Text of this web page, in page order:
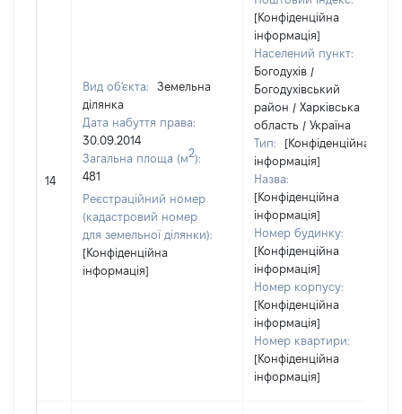
14
Вид об'єкта:
Земельна
ділянка
Дата набуття права:
30.09.2014
Загальна площа (м2):
481
Реєстраційний номер
(кадастровий номер
для земельної ділянки):
[Конфіденційна
інформація]
[Конфіденційна
інформація]
Населений пункт:
Богодухів /
Богодухівський
район / Харківська
область / Україна
Тип:
[Конфіденційна
інформація]
Назва:
[Конфіденційна
інформація]
Номер будинку:
[Конфіденційна
інформація]
Номер корпусу:
[Конфіденційна
інформація]
Номер квартири:
[Конфіденційна
інформація]